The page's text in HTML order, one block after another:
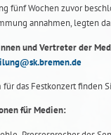
fünf Wochen zuvor
annahmen, legten
und Vertreter der
für das Festkonzert finden
für Medien: